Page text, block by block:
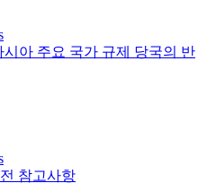
아 주요 국가 규제 당국의 반
참고사항